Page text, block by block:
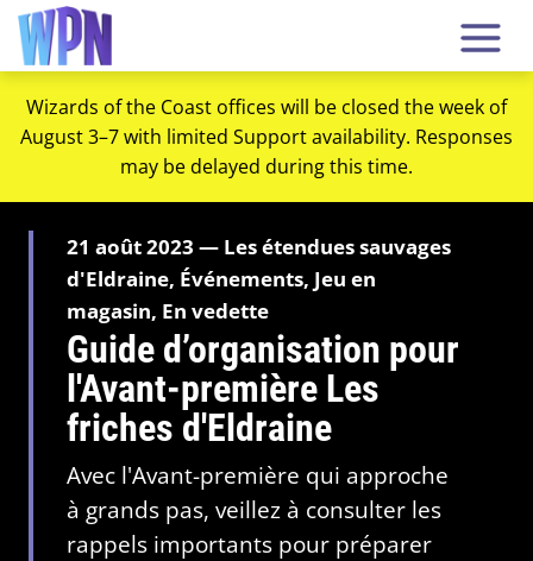
Wizards of the Coast offices will be closed the week of
August 3–7 with limited Support availability. Responses
may be delayed during this time.
21 août 2023 — Les étendues sauvages
d'Eldraine, Événements, Jeu en
magasin, En vedette
Guide d’organisation pour
l'Avant-première Les
friches d'Eldraine
Avec l'Avant-première qui approche
à grands pas, veillez à consulter les
rappels importants pour préparer